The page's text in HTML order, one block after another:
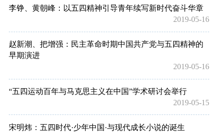
李铮、黄朝峰：以五四精神引导青年续写新时代奋斗华章
2019-05-16
赵新潮、把增强：民主革命时期中国共产党与五四精神的
早期演进
2019-05-16
“五四运动百年与马克思主义在中国”学术研讨会举行
2019-05-15
宋明炜：五四时代·少年中国·与现代成长小说的诞生